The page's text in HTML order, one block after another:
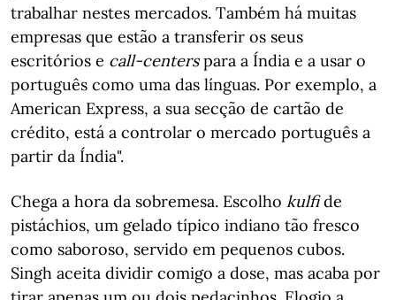
trabalhar nestes mercados. Também há muitas
empresas que estão a transferir os seus
escritórios e call-centerspara a Índia e a usar o
português como uma das línguas. Por exemplo, a
American Express, a sua secção de cartão de
crédito, está a controlar o mercado português a
partir da Índia".
Chega a hora da sobremesa. Escolho kulfide
pistáchios, um gelado típico indiano tão fresco
como saboroso, servido em pequenos cubos.
Singh aceita dividir comigo a dose, mas acaba por